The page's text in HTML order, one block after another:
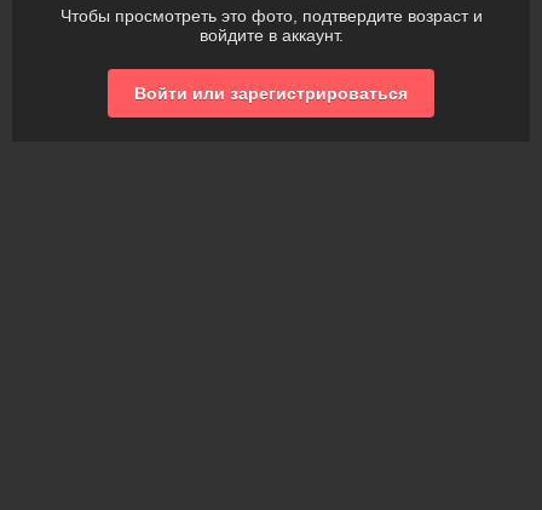
Чтобы просмотреть это фото, подтвердите возраст и
войдите в аккаунт.
Войти или зарегистрироваться